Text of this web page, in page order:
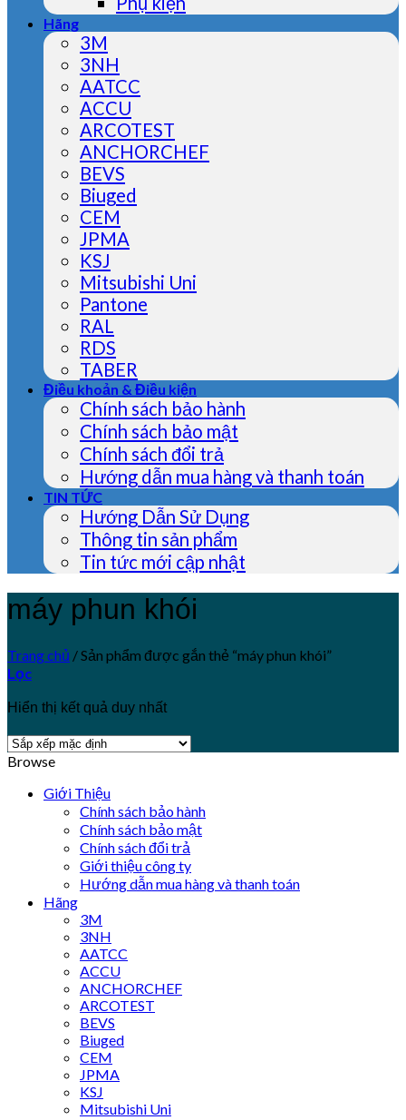
Hãng
3M
3NH
AATCC
ACCU
ARCOTEST
ANCHORCHEF
BEVS
Biuged
CEM
JPMA
KSJ
Mitsubishi Uni
Pantone
RAL
RDS
TABER
Điều khoản & Điều kiện
Chính sách bảo hành
Chính sách bảo mật
Chính sách đổi trả
Hướng dẫn mua hàng và thanh toán
TIN TỨC
Hướng Dẫn Sử Dụng
Thông tin sản phẩm
Tin tức mới cập nhật
máy phun khói
Trang chủ /Sản phẩm được gắn thẻ “máy phun khói”
Lọc
Hiển thị kết quả duy nhất
Browse
Giới Thiệu
Chính sách bảo hành
Chính sách bảo mật
Chính sách đổi trả
Giới thiệu công ty
Hướng dẫn mua hàng và thanh toán
Hãng
3M
3NH
AATCC
ACCU
ANCHORCHEF
ARCOTEST
BEVS
Biuged
CEM
JPMA
KSJ
Mitsubishi Uni